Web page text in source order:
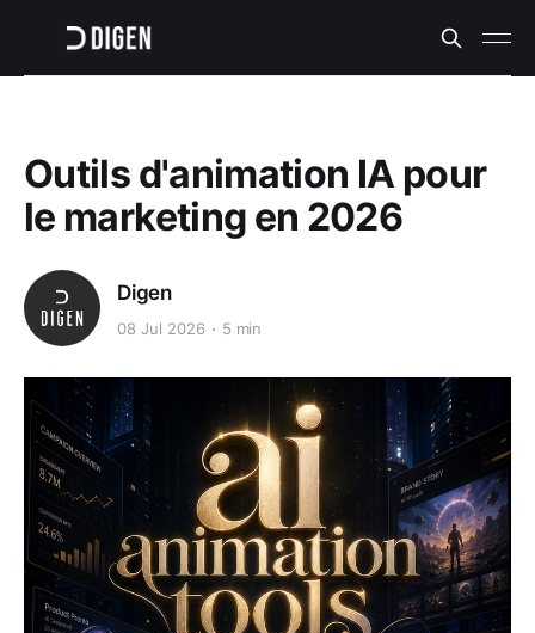
Outils d'animation IA pour
le marketing en 2026
Digen
08 Jul 2026 5 min